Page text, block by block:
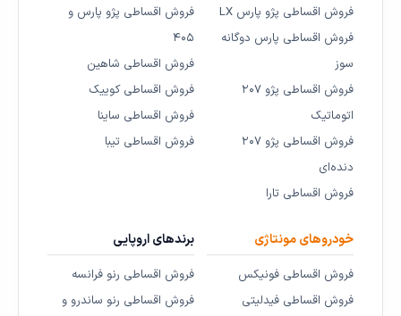
فروش اقساطی پژو پارس LX
فروش اقساطی پارس دوگانه
سوز
فروش اقساطی پژو ۲۰۷
اتوماتیک
فروش اقساطی پژو ۲۰۷
دنده‌ای
فروش اقساطی تارا
فروش اقساطی پژو پارس و
۴۰۵
فروش اقساطی شاهین
فروش اقساطی کوییک
فروش اقساطی ساینا
فروش اقساطی تیبا
خودروهای مونتاژی
فروش اقساطی فونیکس
فروش اقساطی فیدلیتی
برندهای اروپایی
فروش اقساطی رنو فرانسه
فروش اقساطی رنو ساندرو و